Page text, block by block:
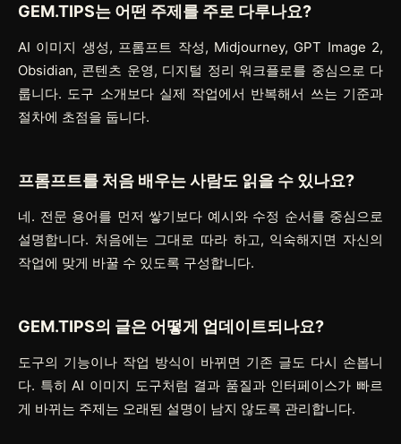
GEM.TIPS는 어떤 주제를 주로 다루나요?
AI 이미지 생성, 프롬프트 작성, Midjourney, GPT Image 2,
Obsidian, 콘텐츠 운영, 디지털 정리 워크플로를 중심으로 다
룹니다. 도구 소개보다 실제 작업에서 반복해서 쓰는 기준과
절차에 초점을 둡니다.
프롬프트를 처음 배우는 사람도 읽을 수 있나요?
네. 전문 용어를 먼저 쌓기보다 예시와 수정 순서를 중심으로
설명합니다. 처음에는 그대로 따라 하고, 익숙해지면 자신의
작업에 맞게 바꿀 수 있도록 구성합니다.
GEM.TIPS의 글은 어떻게 업데이트되나요?
도구의 기능이나 작업 방식이 바뀌면 기존 글도 다시 손봅니
다. 특히 AI 이미지 도구처럼 결과 품질과 인터페이스가 빠르
게 바뀌는 주제는 오래된 설명이 남지 않도록 관리합니다.